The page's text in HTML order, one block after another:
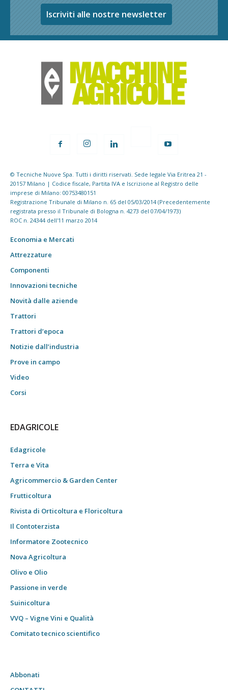
Iscriviti alle nostre newsletter
© Tecniche Nuove Spa. Tutti i diritti riservati. Sede legale Via Eritrea 21 -
20157 Milano | Codice fiscale, Partita IVA e Iscrizione al Registro delle
imprese di Milano: 00753480151
Registrazione Tribunale di Milano n. 65 del 05/03/2014 (Precedentemente
registrata presso il Tribunale di Bologna n. 4273 del 07/04/1973)
ROC n. 24344 dell'11 marzo 2014
Economia e Mercati
Attrezzature
Componenti
Innovazioni tecniche
Novità dalle aziende
Trattori
Trattori d’epoca
Notizie dall’industria
Prove in campo
Video
Corsi
EDAGRICOLE
Edagricole
Terra e Vita
Agricommercio & Garden Center
Frutticoltura
Rivista di Orticoltura e Floricoltura
Il Contoterzista
Informatore Zootecnico
Nova Agricoltura
Olivo e Olio
Passione in verde
Suinicoltura
VVQ – Vigne Vini e Qualità
Comitato tecnico scientifico
Abbonati